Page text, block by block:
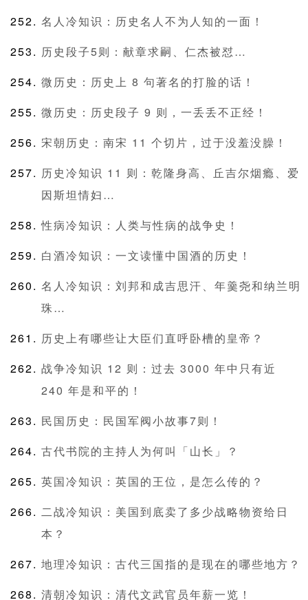
名人冷知识：历史名人不为人知的一面！
历史段子5则：献章求嗣、仁杰被怼…
微历史：历史上 8 句著名的打脸的话！
微历史：历史段子 9 则，一丢丢不正经！
宋朝历史：南宋 11 个切片，过于没羞没臊！
历史冷知识 11 则：乾隆身高、丘吉尔烟瘾、爱
因斯坦情妇…
性病冷知识：人类与性病的战争史！
白酒冷知识：一文读懂中国酒的历史！
名人冷知识：刘邦和成吉思汗、年羹尧和纳兰明
珠…
历史上有哪些让大臣们直呼卧槽的皇帝？
战争冷知识 12 则：过去 3000 年中只有近
240 年是和平的！
民国历史：民国军阀小故事7则！
古代书院的主持人为何叫「山长」？
英国冷知识：英国的王位，是怎么传的？
二战冷知识：美国到底卖了多少战略物资给日
本？
地理冷知识：古代三国指的是现在的哪些地方？
清朝冷知识：清代文武官员年薪一览！